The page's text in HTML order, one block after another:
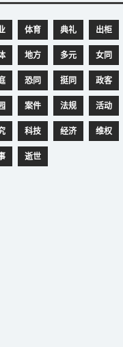
体育 典礼 出柜
地方 多元 女同
恐同 挺同 政客
案件 法规 活动
科技 经济 维权
逝世